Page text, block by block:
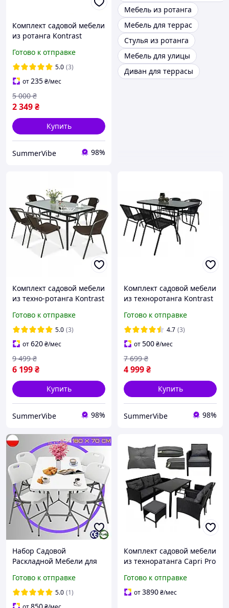
Комплект садовой мебели
из ротанга Kontrast
и двумя стульями на дачу
для сада кафе
Готово к отправке
5.0 (3)
от235₴/мес
2 349₴
5 000 ₴
Купить
SummerVibe 98%
Мебель из ротанга
Мебель для террас
Стулья из ротанга
Мебель для улицы
Диван для террасы
Комплект садовой мебели
из техно-ротанга Kontrast
столом и шестью
стульями для сада
Готово к отправке
5.0 (3)
от620₴/мес
6 199₴
9 499 ₴
Купить
SummerVibe 98%
Комплект садовой мебели
из техноротанга Kontrast
столом и четырьмя
стульями для сада
Готово к отправке
4.7 (3)
от500₴/мес
4 999₴
7 699 ₴
Купить
SummerVibe 98%
Набор Садовой
Раскладной Мебели для
Стула Уличный Складной
Комплект Kontrast Party 4
Готово к отправке
5.0 (1)
Комплект садовой мебели
из техноратанга Capri Pro
Готово к отправке
от3890₴/мес